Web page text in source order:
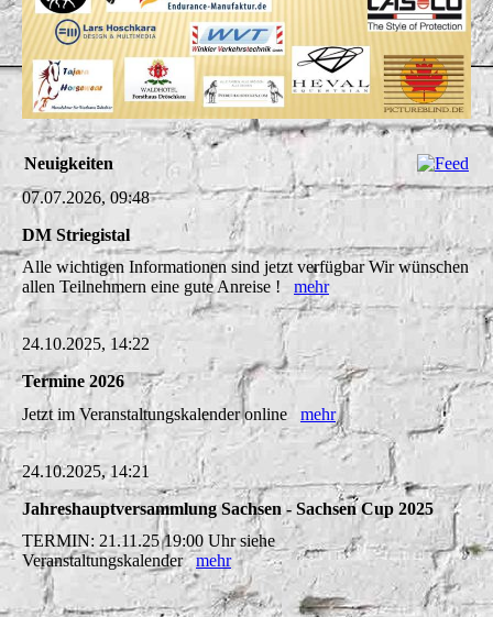
Neuigkeiten
07.07.2026, 09:48
DM Striegistal
Alle wichtigen Informationen sind jetzt verfügbar Wir wünschen
allen Teilnehmern eine gute Anreise ! mehr
24.10.2025, 14:22
Termine 2026
Jetzt im Veranstaltungskalender online mehr
24.10.2025, 14:21
Jahreshauptversammlung Sachsen - Sachsen Cup 2025
TERMIN: 21.11.25 19:00 Uhr siehe
Veranstaltungskalendermehr